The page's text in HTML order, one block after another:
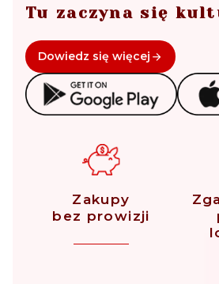
Tu zaczyna się
Dowiedz się więcej
Zakupy
bez prowizji